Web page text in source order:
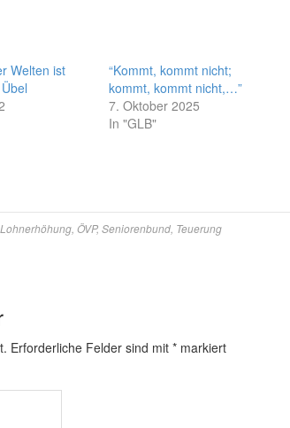
Welten ist
“Kommt, kommt nicht;
kommt, kommt nicht,…”
7. Oktober 2025
In "GLB"
Lohnerhöhung ÖVP, Seniorenbund Teuerung
Erforderliche Felder sind mit * markiert